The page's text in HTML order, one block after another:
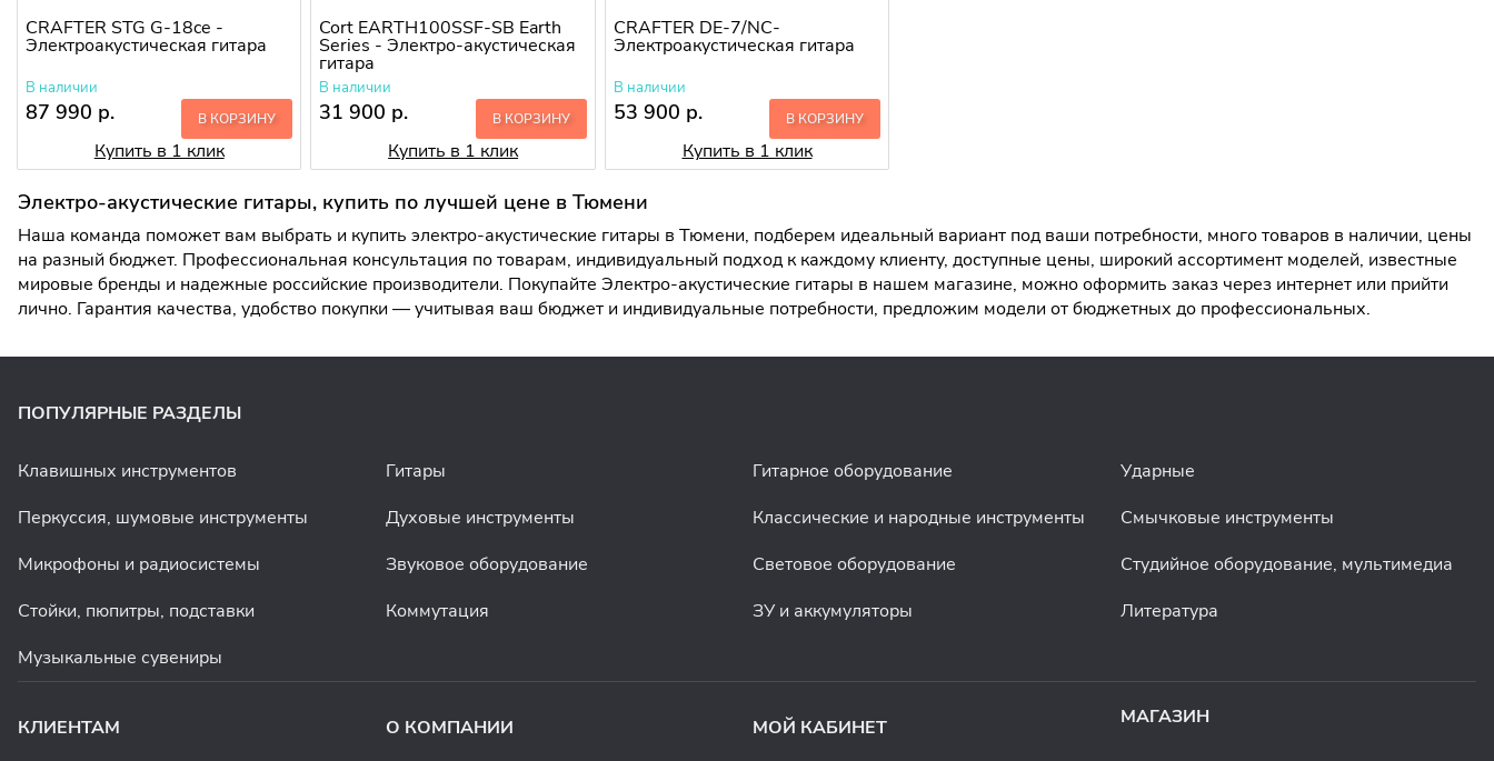
CRAFTER STG G-18ce -
Электроакустическая гитара
В наличии
87 990 р. В КОРЗИНУ
Купить в 1 клик
Cort EARTH100SSF-SB Earth
Series - Электро-акустическая
гитара
В наличии
31 900 р. В КОРЗИНУ
Купить в 1 клик
CRAFTER DE-7/NС-
Электроакустическая гитара
В наличии
53 900 р. В КОРЗИНУ
Купить в 1 клик
Электро-акустические гитары, купить по лучшей цене в Тюмени
Наша команда поможет вам выбрать и купить электро-акустические гитары в Тюмени, подберем идеальный вариант под ваши потребности, много товаров в наличии, цены
на разный бюджет. Профессиональная консультация по товарам, индивидуальный подход к каждому клиенту, доступные цены, широкий ассортимент моделей, известные
мировые бренды и надежные российские производители. Покупайте Электро-акустические гитары в нашем магазине, можно оформить заказ через интернет или прийти
лично. Гарантия качества, удобство покупки — учитывая ваш бюджет и индивидуальные потребности, предложим модели от бюджетных до профессиональных.
ПОПУЛЯРНЫЕ РАЗДЕЛЫ
Клавишных инструментов Гитары Гитарное оборудование
Ударные
Перкуссия, шумовые инструменты
Духовые инструменты Классические и народные инструменты
Смычковые инструменты
Микрофоны и радиосистемы
Звуковое оборудование Световое оборудование
Студийное оборудование, мультимедиа
Стойки, пюпитры, подставки
Коммутация ЗУ и аккумуляторы
Литература
Музыкальные сувениры
КЛИЕНТАМ О КОМПАНИИ МОЙ КАБИНЕТ МАГАЗИН